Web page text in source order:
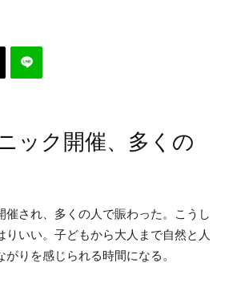
ック開催、多くの
催され、多くの人で賑わった。こうし
りいい。子どもから大人まで自然と人
りを感じられる時間になる。